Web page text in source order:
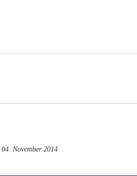
04. November 2014